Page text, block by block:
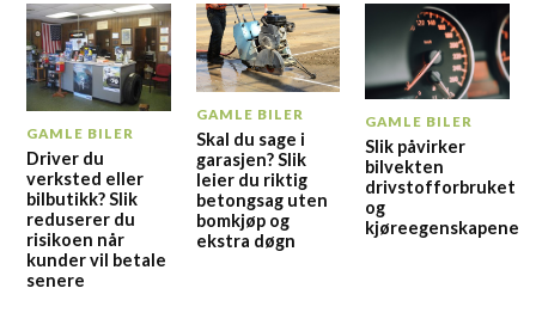
GAMLE BILER
Driver du
verksted eller
bilbutikk? Slik
reduserer du
risikoen når
kunder vil betale
senere
GAMLE BILER
Skal du sage i
garasjen? Slik
leier du riktig
betongsag uten
bomkjøp og
ekstra døgn
GAMLE BILER
Slik påvirker
bilvekten
drivstofforbruket
og
kjøreegenskapene